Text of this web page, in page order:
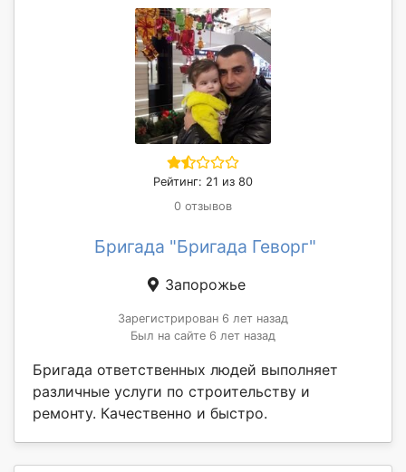
Рейтинг: 21 из 80
0 отзывов
Бригада "Бригада Геворг"
Запорожье
Зарегистрирован 6 лет назад
Был на сайте 6 лет назад
Бригада ответственных людей выполняет
различные услуги по строительству и
ремонту. Качественно и быстро.